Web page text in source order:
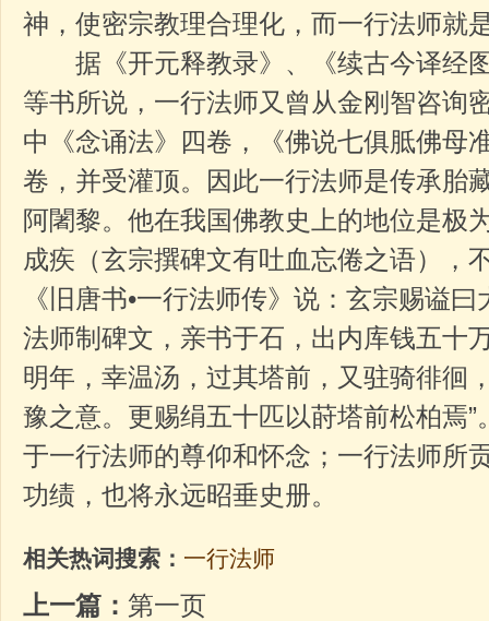
神，使密宗教理合理化，而一行法师就
据《开元释教录》、《续古今译经
等书所说，一行法师又曾从金刚智咨询
中《念诵法》四卷，《佛说七俱胝佛母
卷，并受灌顶。因此一行法师是传承胎
阿闍黎。他在我国佛教史上的地位是极
成疾（玄宗撰碑文有吐血忘倦之语），
《旧唐书•一行法师传》说：玄宗赐谥
法师制碑文，亲书于石，出内库钱五十
明年，幸温汤，过其塔前，又驻骑徘徊
豫之意。更赐绢五十匹以莳塔前松柏焉
于一行法师的尊仰和怀念；一行法师所
功绩，也将永远昭垂史册。
相关热词搜索： 一行法师
上一篇： 第一页